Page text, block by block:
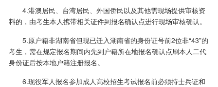
4.港澳居民、台湾居民、外国侨民以及其他需现场提供审核资
料的，由考生本人携带相关证件到报名确认点进行现场审核确认。
5.原户籍非湖南省但现已迁入湖南省的身份证号前2位非“43”的
考生，需在规定报名期间内先到户籍所在地报名确认点刷本人二代
身份证后按本地户籍注册报名。
6.现役军人报名参加成人高校招生考试报名前必须持士兵证和